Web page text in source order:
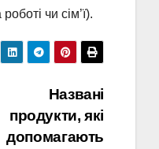
чи сім’ї).
Названі
продукти, які
допомагають